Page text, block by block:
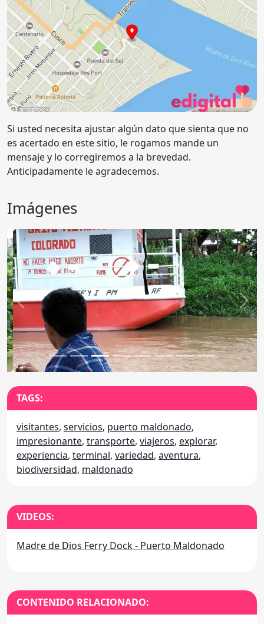
Si usted necesita ajustar algún dato que sienta que no
es acertado en este sitio, le rogamos mande un
mensaje y lo corregiremos a la brevedad.
Anticipadamente le agradecemos.
Imágenes
Anterior
TAGS:
visitantes, servicios, puerto maldonado,
impresionante, transporte, viajeros, explorar,
experiencia, terminal, variedad, aventura,
biodiversidad, maldonado
VIDEOS:
Madre de Dios Ferry Dock - Puerto Maldonado
CONTENIDO RELACIONADO: